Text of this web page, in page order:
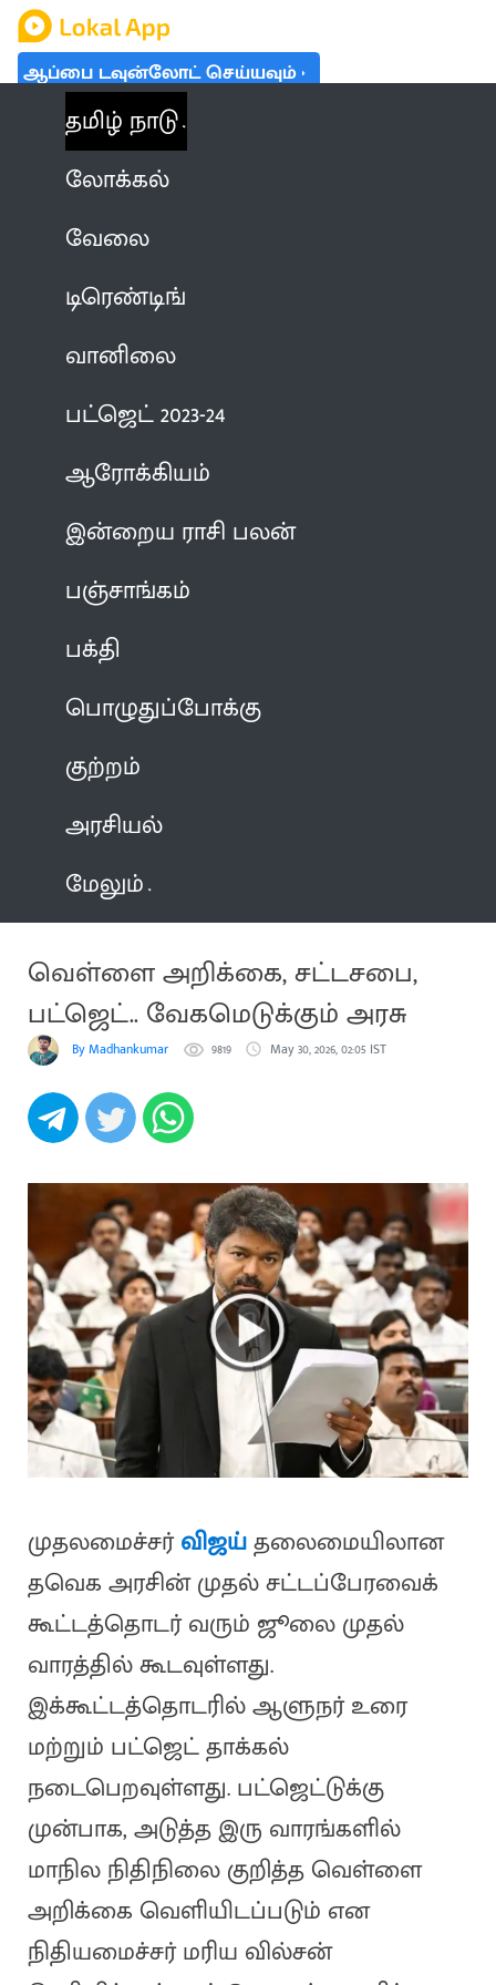
ஆப்பை டவுன்லோட் செய்யவும்
தமிழ் நாடு
லோக்கல்
வேலை
டிரெண்டிங்
வானிலை
பட்ஜெட் 2023-24
ஆரோக்கியம்
இன்றைய ராசி பலன்
பஞ்சாங்கம்
பக்தி
பொழுதுப்போக்கு
குற்றம்
அரசியல்
மேலும்
வெள்ளை அறிக்கை, சட்டசபை,
பட்ஜெட்.. வேகமெடுக்கும் அரசு
By Madhankumar 9819 May 30, 2026, 02:05 IST
முதலமைச்சர்விஜய்தலைமையிலான
தவெக அரசின் முதல் சட்டப்பேரவைக்
கூட்டத்தொடர் வரும் ஜூலை முதல்
வாரத்தில் கூடவுள்ளது.
இக்கூட்டத்தொடரில் ஆளுநர் உரை
மற்றும் பட்ஜெட் தாக்கல்
நடைபெறவுள்ளது. பட்ஜெட்டுக்கு
முன்பாக, அடுத்த இரு வாரங்களில்
மாநில நிதிநிலை குறித்த வெள்ளை
அறிக்கை வெளியிடப்படும் என
நிதியமைச்சர் மரிய வில்சன்